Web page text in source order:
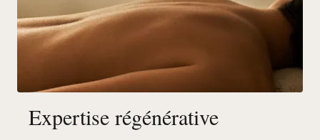
Expertise régénérative